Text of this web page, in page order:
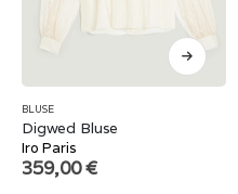
BLUSE
Digwed Bluse
Iro Paris
359,00€